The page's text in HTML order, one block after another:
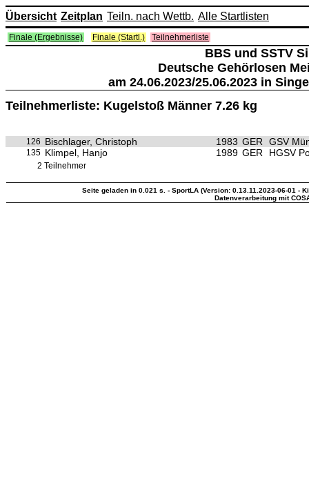
Übersicht Zeitplan Teiln. nach Wettb. Alle Startlisten
Finale (Ergebnisse) Finale (Startl.) Teilnehmerliste
BBS und SSTV
Deutsche Gehörlosen
am 24.06.2023/25.06.2023 in
Teilnehmerliste: Kugelstoß Männer 7.26 kg
126 Bischlager, Christoph 1983 GER GSV
135 Klimpel, Hanjo 1989 GER HGSV
2 Teilnehmer
Seite geladen in 0.021 s. - SportLA (Version: 0.13.11.2023-06-01 -
Datenverarbeitung mit